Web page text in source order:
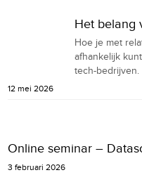
Het belang
Hoe je met
afhankelijk
tech-bedrijven.
12 mei 2026
Online seminar –
3 februari 2026